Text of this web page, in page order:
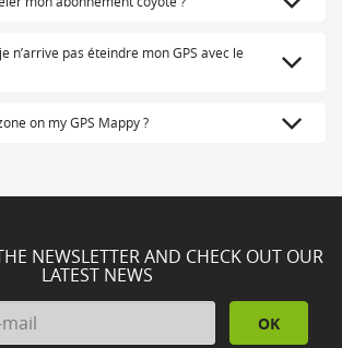
n’arrive pas éteindre mon GPS avec le
on my GPS Mappy ?
NEWSLETTER AND CHECK OUT OUR
LATEST NEWS
OK